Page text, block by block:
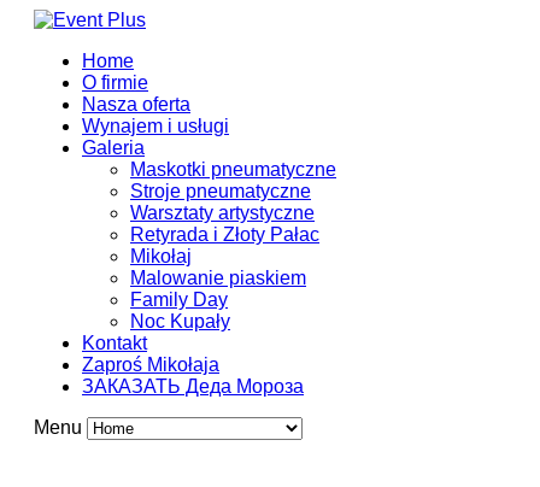
Home
O firmie
Nasza oferta
Wynajem i usługi
Galeria
Maskotki pneumatyczne
Stroje pneumatyczne
Warsztaty artystyczne
Retyrada i Złoty Pałac
Mikołaj
Malowanie piaskiem
Family Day
Noc Kupały
Kontakt
Zaproś Mikołaja
ЗАКАЗАТЬ Деда Мороза
Menu